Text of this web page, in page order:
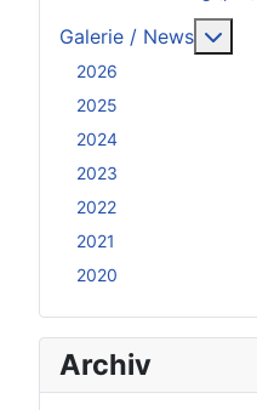
Galerie / News
2026
2025
2024
2023
2022
2021
2020
Archiv